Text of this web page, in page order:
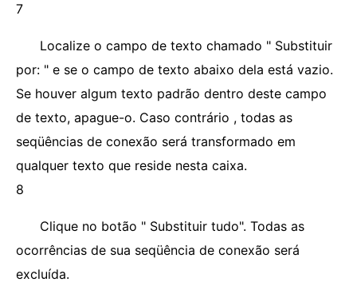
7
Localize o campo de texto chamado " Substituir
por: " e se o campo de texto abaixo dela está vazio.
Se houver algum texto padrão dentro deste campo
de texto, apague-o. Caso contrário , todas as
seqüências de conexão será transformado em
qualquer texto que reside nesta caixa.
8
Clique no botão " Substituir tudo". Todas as
ocorrências de sua seqüência de conexão será
excluída.